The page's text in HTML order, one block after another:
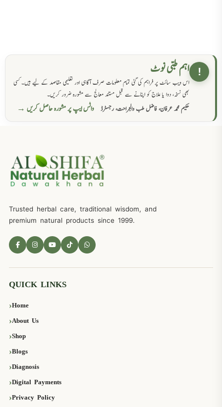
! اہم طبی نوٹ
اس ویب سائٹ پر فراہم کی گئی تمام معلومات صرف آگاہی اور تعلیمی مقاصد کے لیے ہیں۔ کسی
بھی نسخہ، دوا یا علاج کو اپنانے سے قبل مستند معالج سے مشورہ ضرور کریں۔
حکیم محمد عرفان، فاضل طب والجراحت، رجسٹرڈ
واٹس ایپ پر مشورہ حاصل کریں →
Trusted herbal care, traditional wisdom, and
premium natural products since 1999.
QUICK LINKS
Home
About Us
Shop
Blogs
Diagnosis
Digital Payments
Privacy Policy